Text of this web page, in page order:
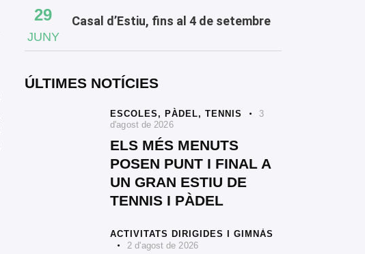
29
JUNY
Casal d’Estiu, fins al 4 de setembre
ÚLTIMES NOTÍCIES
ESCOLES,PÀDEL,TENNIS
3
d'agost de 2026
ELS MÉS MENUTS
POSEN PUNT I FINAL A
UN GRAN ESTIU DE
TENNIS I PÀDEL
ACTIVITATS DIRIGIDES I GIMNÀS
2 d'agost de 2026